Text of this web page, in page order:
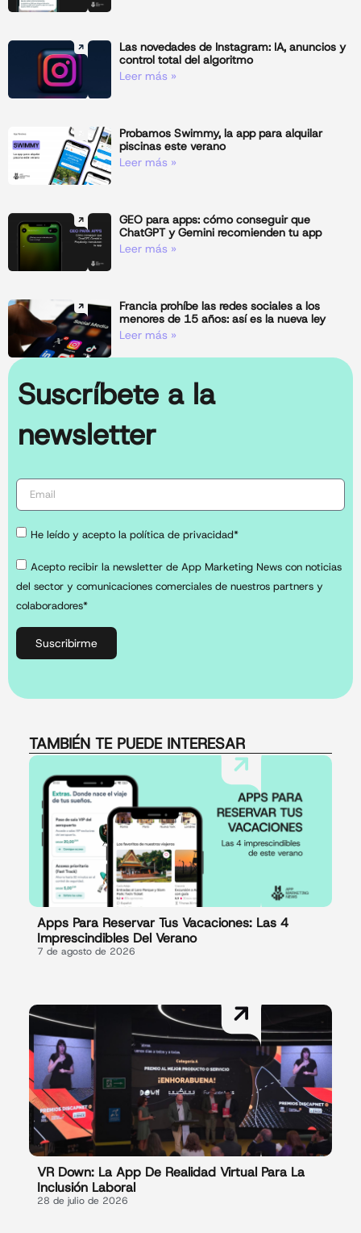
Las novedades de Instagram: IA, anuncios y
control total del algoritmo
Leer más »
Probamos Swimmy, la app para alquilar
piscinas este verano
Leer más »
GEO para apps: cómo conseguir que
ChatGPT y Gemini recomienden tu app
Leer más »
Francia prohíbe las redes sociales a los
menores de 15 años: así es la nueva ley
Leer más »
Suscríbete a la
newsletter
He leído y acepto la política de privacidad*
Acepto recibir la newsletter de App Marketing News con noticias
del sector y comunicaciones comerciales de nuestros partners y
colaboradores*
Suscribirme
TAMBIÉN TE PUEDE INTERESAR
Apps Para Reservar Tus Vacaciones: Las 4
Imprescindibles Del Verano
7 de agosto de 2026
VR Down: La App De Realidad Virtual Para La
Inclusión Laboral
28 de julio de 2026